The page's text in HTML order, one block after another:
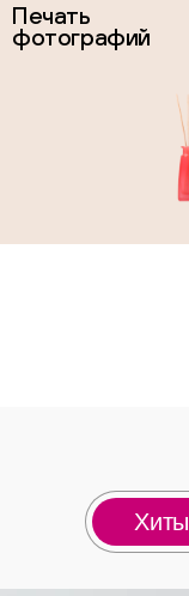
Печать
фотографий
Хиты